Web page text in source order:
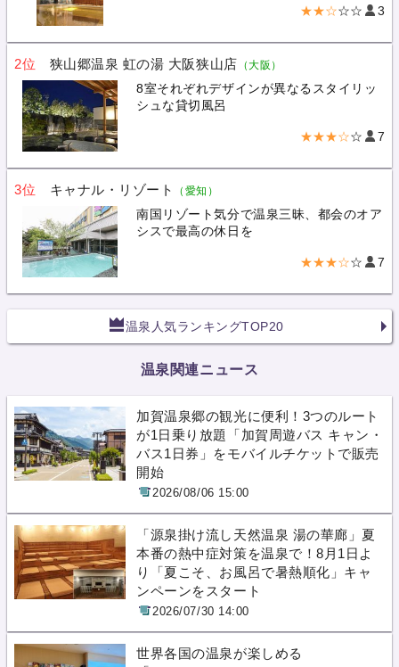
★★☆☆☆ 3
2位 狭山郷温泉 虹の湯 大阪狭山店 （大阪）
8室それぞれデザインが異なるスタイリッ
シュな貸切風呂
★★★☆☆ 7
3位 キャナル・リゾート （愛知）
南国リゾート気分で温泉三昧、都会のオア
シスで最高の休日を
★★★☆☆ 7
温泉人気ランキングTOP20
温泉関連ニュース
加賀温泉郷の観光に便利！3つのルート
が1日乗り放題「加賀周遊バス キャン・
バス1日券」をモバイルチケットで販売
開始
2026/08/06 15:00
「源泉掛け流し天然温泉 湯の華廊」夏
本番の熱中症対策を温泉で！8月1日よ
り「夏こそ、お風呂で暑熱順化」キャ
ンペーンをスタート
2026/07/30 14:00
世界各国の温泉が楽しめる